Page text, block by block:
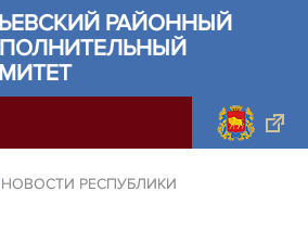
РАЙОННЫЙ
НОВОСТИ РЕСПУБЛИКИ